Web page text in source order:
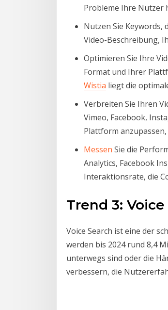
Probleme Ihre Nutzer
Nutzen Sie Keywords,
Video-Beschreibung,
Optimieren Sie Ihre
Format und Ihrer
Wistia liegt die
Verbreiten Sie Ihren
Vimeo, Facebook,
Plattform
Messen Sie die
Analytics, Facebook
Interaktionsrate, die
Trend 3: Voice
Voice Search ist eine der
werden bis 2024 rund 8,4
unterwegs sind oder die
verbessern, die